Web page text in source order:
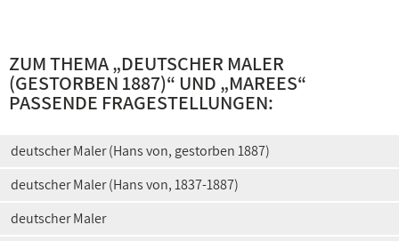
ZUM THEMA „DEUTSCHER MALER
(GESTORBEN 1887)“ UND „MAREES“
PASSENDE FRAGESTELLUNGEN:
deutscher Maler (Hans von, gestorben 1887)
deutscher Maler (Hans von, 1837-1887)
deutscher Maler